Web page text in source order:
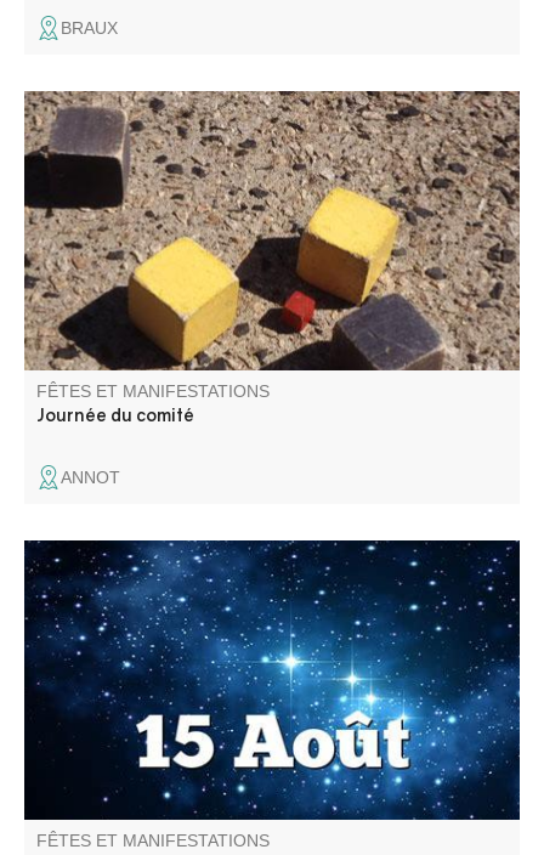
BRAUX
Venez vivre la Journée du Comité des Fêtes, et participez
au concours de boules carrées sur le jeu de boules.
Buvette et musique toute la journée..
FÊTES ET MANIFESTATIONS
Journée du comité
ANNOT
Bals, soirée musicale, concours de boules, tournoi de
foot, jeux pour enfants… Six jours de fête clôturés par un
aïoli monstre !
FÊTES ET MANIFESTATIONS